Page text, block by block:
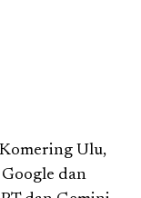
Ulu,
dan